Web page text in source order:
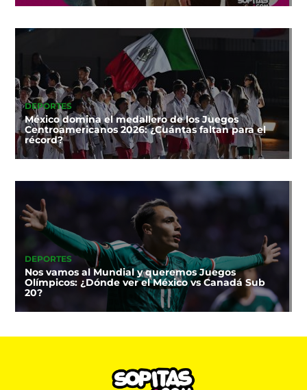
DEPORTES
México domina el medallero de los Juegos
Centroamericanos 2026: ¿Cuántas faltan para el
récord?
DEPORTES
Nos vamos al Mundial y queremos Juegos
Olímpicos: ¿Dónde ver el México vs Canadá Sub
20?